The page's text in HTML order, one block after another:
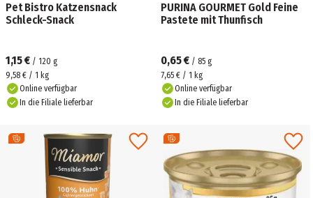
Pet Bistro Katzensnack
Schleck-Snack
1,15 € / 120 g
9,58 € / 1 kg
Online verfügbar
In die Filiale lieferbar
PURINA GOURMET Gold Feine
Pastete mit Thunfisch
0,65 € / 85 g
7,65 € / 1 kg
Online verfügbar
In die Filiale lieferbar